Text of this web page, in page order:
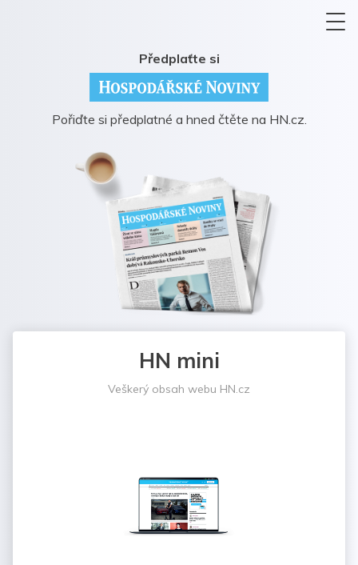
Předplaťte si
Pořiďte si předplatné a hned čtěte na HN.cz.
HN mini
Veškerý obsah webu HN.cz